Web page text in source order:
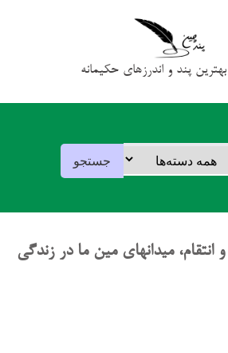
پند و اندرزهای حکیمانه
میدانهای مین ما در زندگی